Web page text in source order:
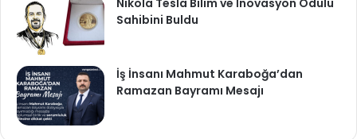
Nikola Tesla Bilim ve İnovasyon Ödülü
Sahibini Buldu
İş İnsanı Mahmut Karaboğa’dan
Ramazan Bayramı Mesajı